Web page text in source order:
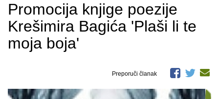
Promocija knjige poezije
Krešimira Bagića 'Plaši li te
moja boja'
Preporuči članak